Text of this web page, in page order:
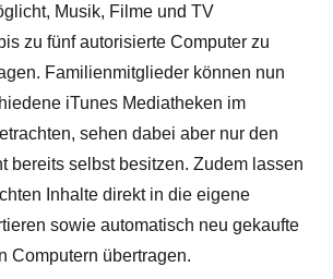
Musik, Filme und TV
zu fünf autorisierte Computer zu
Familienmitglieder können nun
iTunes Mediatheken im
sehen dabei aber nur den
bereits selbst besitzen. Zudem lassen
Inhalte direkt in die eigene
sowie automatisch neu gekaufte
Computern übertragen.